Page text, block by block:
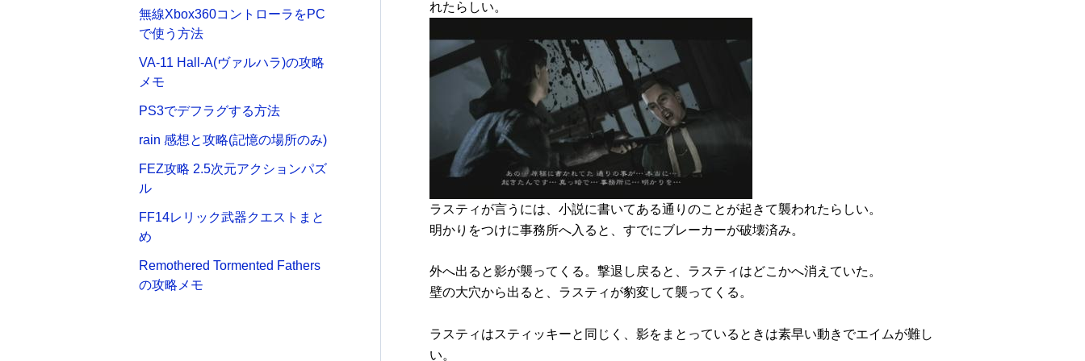
無線Xbox360コントローラをPC
で使う方法
VA-11 Hall-A(ヴァルハラ)の攻略
メモ
PS3でデフラグする方法
rain 感想と攻略(記憶の場所のみ)
FEZ攻略 2.5次元アクションパズ
ル
FF14レリック武器クエストまと
め
Remothered Tormented Fathers
の攻略メモ
れたらしい。
ラスティが言うには、小説に書いてある通りのことが起きて襲われたらしい。
明かりをつけに事務所へ入ると、すでにブレーカーが破壊済み。
外へ出ると影が襲ってくる。撃退し戻ると、ラスティはどこかへ消えていた。
壁の大穴から出ると、ラスティが豹変して襲ってくる。
ラスティはスティッキーと同じく、影をまとっているときは素早い動きでエイムが難し
い。